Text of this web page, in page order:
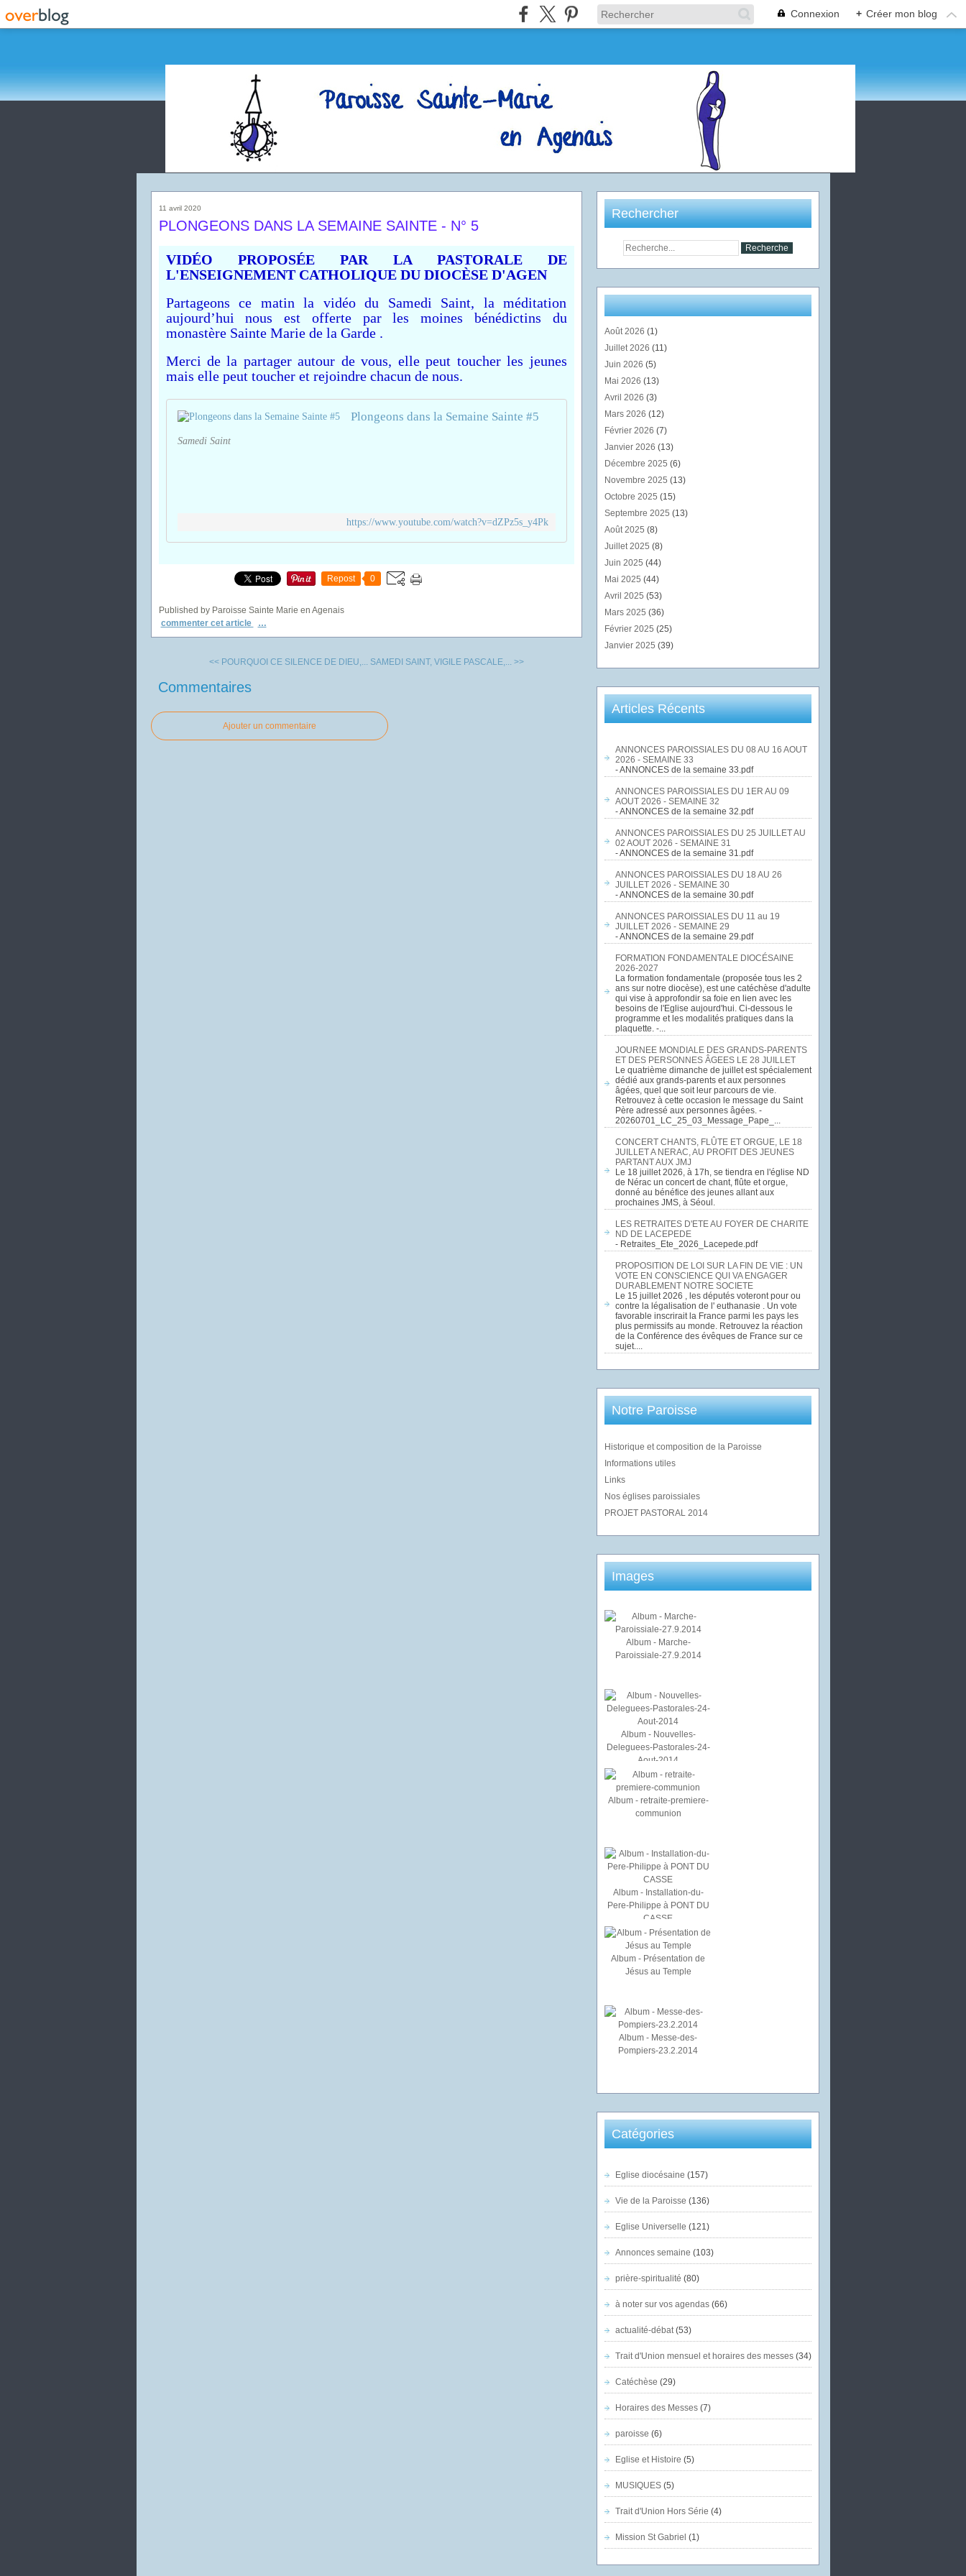
Connexion + Créer mon blog
11 avril 2020
PLONGEONS DANS LA SEMAINE SAINTE - N° 5
VIDÉO PROPOSÉE PAR LA PASTORALE DE
L'ENSEIGNEMENT CATHOLIQUE DU DIOCÈSE D'AGEN
Partageons ce matin la vidéo du Samedi Saint, la méditation
aujourd’hui nous est offerte par les moines bénédictins du
monastère Sainte Marie de la Garde .
Merci de la partager autour de vous, elle peut toucher les jeunes
mais elle peut toucher et rejoindre chacun de nous.
Plongeons dans la Semaine Sainte #5
Samedi Saint
https://www.youtube.com/watch?v=dZPz5s_y4Pk
Repost 0
Published by Paroisse Sainte Marie en Agenais
commenter cet article
…
<< POURQUOI CE SILENCE DE DIEU,... SAMEDI SAINT, VIGILE PASCALE,... >>
Commentaires
Ajouter un commentaire
Rechercher
Août 2026 (1)
Juillet 2026 (11)
Juin 2026 (5)
Mai 2026 (13)
Avril 2026 (3)
Mars 2026 (12)
Février 2026 (7)
Janvier 2026 (13)
Décembre 2025 (6)
Novembre 2025 (13)
Octobre 2025 (15)
Septembre 2025 (13)
Août 2025 (8)
Juillet 2025 (8)
Juin 2025 (44)
Mai 2025 (44)
Avril 2025 (53)
Mars 2025 (36)
Février 2025 (25)
Janvier 2025 (39)
Articles Récents
ANNONCES PAROISSIALES DU 08 AU 16 AOUT
2026 - SEMAINE 33
- ANNONCES de la semaine 33.pdf
ANNONCES PAROISSIALES DU 1ER AU 09
AOUT 2026 - SEMAINE 32
- ANNONCES de la semaine 32.pdf
ANNONCES PAROISSIALES DU 25 JUILLET AU
02 AOUT 2026 - SEMAINE 31
- ANNONCES de la semaine 31.pdf
ANNONCES PAROISSIALES DU 18 AU 26
JUILLET 2026 - SEMAINE 30
- ANNONCES de la semaine 30.pdf
ANNONCES PAROISSIALES DU 11 au 19
JUILLET 2026 - SEMAINE 29
- ANNONCES de la semaine 29.pdf
FORMATION FONDAMENTALE DIOCÉSAINE
2026-2027
La formation fondamentale (proposée tous les 2
ans sur notre diocèse), est une catéchèse d'adulte
qui vise à approfondir sa foie en lien avec les
besoins de l'Eglise aujourd'hui. Ci-dessous le
programme et les modalités pratiques dans la
plaquette. -...
JOURNEE MONDIALE DES GRANDS-PARENTS
ET DES PERSONNES ÂGEES LE 28 JUILLET
Le quatrième dimanche de juillet est spécialement
dédié aux grands-parents et aux personnes
âgées, quel que soit leur parcours de vie.
Retrouvez à cette occasion le message du Saint
Père adressé aux personnes âgées. -
20260701_LC_25_03_Message_Pape_...
CONCERT CHANTS, FLÛTE ET ORGUE, LE 18
JUILLET A NERAC, AU PROFIT DES JEUNES
PARTANT AUX JMJ
Le 18 juillet 2026, à 17h, se tiendra en l'église ND
de Nérac un concert de chant, flûte et orgue,
donné au bénéfice des jeunes allant aux
prochaines JMS, à Séoul.
LES RETRAITES D'ETE AU FOYER DE CHARITE
ND DE LACEPEDE
- Retraites_Ete_2026_Lacepede.pdf
PROPOSITION DE LOI SUR LA FIN DE VIE : UN
VOTE EN CONSCIENCE QUI VA ENGAGER
DURABLEMENT NOTRE SOCIETE
Le 15 juillet 2026 , les députés voteront pour ou
contre la légalisation de l' euthanasie . Un vote
favorable inscrirait la France parmi les pays les
plus permissifs au monde. Retrouvez la réaction
de la Conférence des évêques de France sur ce
sujet....
Notre Paroisse
Historique et composition de la Paroisse
Informations utiles
Links
Nos églises paroissiales
PROJET PASTORAL 2014
Images
Album - Marche-
Paroissiale-27.9.2014
Album - Nouvelles-
Deleguees-Pastorales-24-
Aout-2014
Album - retraite-premiere-
communion
Album - Installation-du-
Pere-Philippe à PONT DU
CASSE
Album - Présentation de
Jésus au Temple
Album - Messe-des-
Pompiers-23.2.2014
Catégories
Eglise diocésaine (157)
Vie de la Paroisse (136)
Eglise Universelle (121)
Annonces semaine (103)
prière-spiritualité (80)
à noter sur vos agendas(66)
actualité-débat(53)
Trait d'Union mensuel et horaires des messes(34)
Catéchèse (29)
Horaires des Messes(7)
paroisse (6)
Eglise et Histoire (5)
MUSIQUES(5)
Trait d'Union Hors Série (4)
Mission St Gabriel (1)